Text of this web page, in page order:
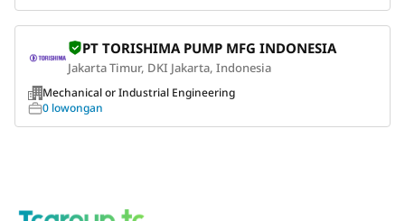
PT TORISHIMA PUMP MFG INDONESIA
Jakarta Timur, DKI Jakarta, Indonesia
Mechanical or Industrial Engineering
0 lowongan